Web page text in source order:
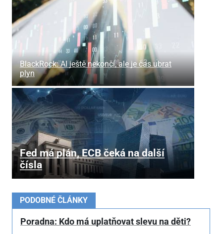
BlackRock: AI ještě nekončí, ale je čas ubrat
plyn
Fed má plán, ECB čeká na další
čísla
PODOBNÉ ČLÁNKY
Poradna: Kdo má uplatňovat slevu na děti?